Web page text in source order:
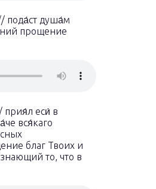
пода́ст душа́м
прощение
прия́л еси́ в
вся́каго
благ Твоих и
то, что в